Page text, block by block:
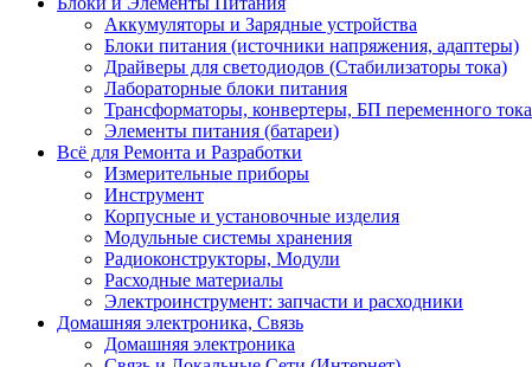
Аккумуляторы и Зарядные устройства
Блоки питания (источники напряжения, адаптеры)
Драйверы для светодиодов (Стабилизаторы тока)
Лабораторные блоки питания
Трансформаторы, конвертеры, БП переменного тока
Элементы питания (батареи)
Всё для Ремонта и Разработки
Измерительные приборы
Инструмент
Корпусные и установочные изделия
Модульные системы хранения
Радиоконструкторы, Модули
Расходные материалы
Электроинструмент: запчасти и расходники
Домашняя электроника, Связь
Домашняя электроника